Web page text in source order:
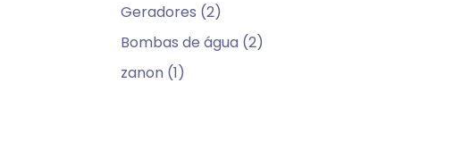
Geradores (2)
Bombas de água (2)
zanon (1)